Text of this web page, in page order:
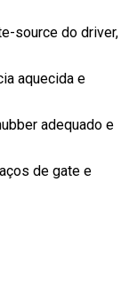
source do driver,
aquecida e
adequado e
de gate e